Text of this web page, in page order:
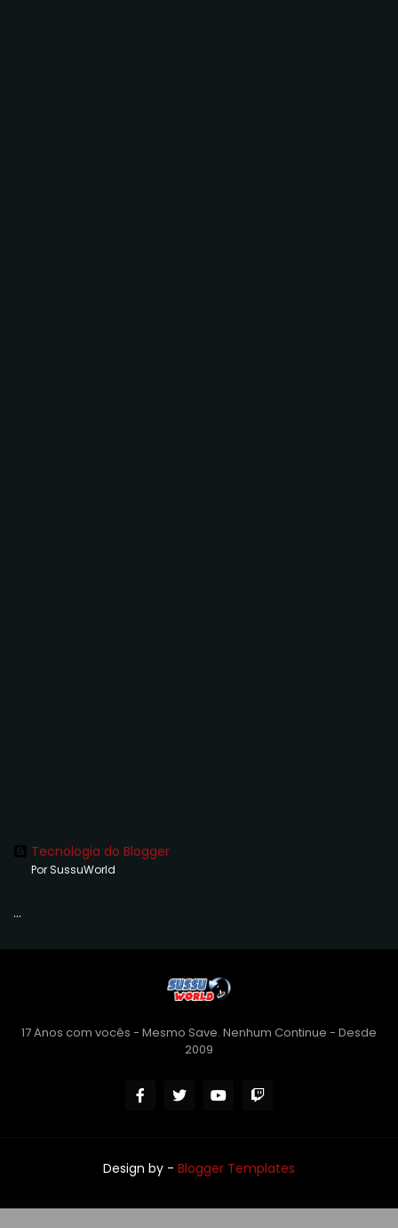
Tecnologia do Blogger
Por SussuWorld
...
17 Anos com vocês - Mesmo Save. Nenhum Continue - Desde
2009
Design by - Blogger Templates